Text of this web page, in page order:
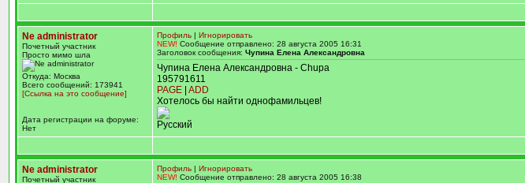
Ne administrator
Почетный участник
Просто мимо шла
Откуда: Москва
Всего сообщений: 173941
[Ссылка на это сообщение]
Дата регистрации на форуме:
Нет
Профиль| Игнорировать
NEW! Сообщение отправлено: 28 августа 2005 16:31
Заголовок сообщения: Чупина Елена Александровна
Чупина Елена Александровна - Chupa
195791611
PAGE| ADD
Хотелось бы найти однофамильцев!
Русский
Ne administrator
Почетный участник
Профиль| Игнорировать
NEW! Сообщение отправлено: 28 августа 2005 16:38